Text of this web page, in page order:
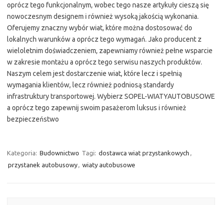
oprócz tego funkcjonalnym, wobec tego nasze artykuły cieszą się
nowoczesnym designem i również wysoką jakością wykonania.
Oferujemy znaczny wybór wiat, które można dostosować do
lokalnych warunków a oprócz tego wymagań. Jako producent z
wieloletnim doświadczeniem, zapewniamy również pełne wsparcie
w zakresie montażu a oprócz tego serwisu naszych produktów.
Naszym celem jest dostarczenie wiat, które lecz i spełnią
wymagania klientów, lecz również podniosą standardy
infrastruktury transportowej. Wybierz SOPEL-WIATYAUTOBUSOWE
a oprócz tego zapewnij swoim pasażerom luksus i również
bezpieczeństwo
Kategoria: Budownictwo Tagi: dostawca wiat przystankowych ,
przystanek autobusowy, wiaty autobusowe